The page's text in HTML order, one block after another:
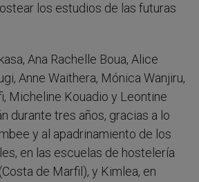
los estudios de las futuras
Ana Rachelle Boua, Alice
Anne Waithera, Mónica Wanjiru,
Micheline Kouadio y Leontine
durante tres años, gracias a lo
y al apadrinamiento de los
en las escuelas de hostelería
de Marfil), y Kimlea, en